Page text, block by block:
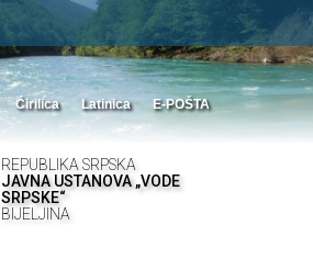
Ćirilica Latinica E-POŠTA
REPUBLIKA SRPSKA
JAVNA USTANOVA „VODE
SRPSKE“
BIJELJINA